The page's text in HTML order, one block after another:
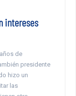
intereses
de
presidente
hizo un
las